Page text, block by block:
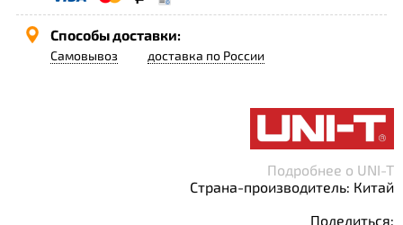
Способы доставки:
Самовывоз доставка по России
Подробнее о UNI-T
Страна-производитель: Китай
Поделиться: